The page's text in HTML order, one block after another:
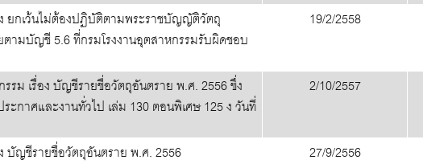
ยกเว้นไม่ต้องปฏิบัติตามพระราชบัญญัติวัตถุ
ามบัญชี 5.6 ที่กรมโรงงานอุตสาหกรรมรับผิดชอบ
19/2/2558
รม เรื่อง บัญชีรายชื่อวัตถุอันตราย พ.ศ. 2556 ซึ่ง
ะกาศและงานทั่วไป เล่ม 130 ตอนพิเศษ 125 ง วันที่
2/10/2557
บัญชีรายชื่อวัตถุอันตราย พ.ศ. 2556
27/9/2556